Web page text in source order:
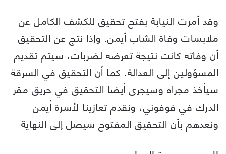
وقد أمرت النيابة بفتح تحقيق للكشف الكامل عن
ملابسات وفاة الشاب أيمن. وإذا نتج عن التحقيق
أن وفاته كانت نتيجة تعرضه لضربات، سيتم تقديم
المسؤولين إلى العدالة. كما أن التحقيق في السرقة
سيأخذ مجراه وسيجرى أيضا التحقيق في حريق مقر
الدرك في فوفوني، ونقدم تعازينا لأسرة أيمن
ونعدهم بأن التحقيق المفتوح سيصل إلى النهاية